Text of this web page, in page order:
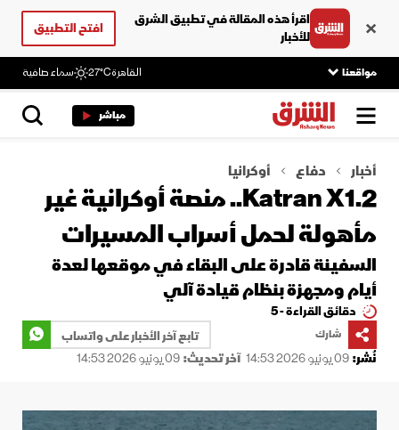
اقرأ هذه المقالة في تطبيق الشرق
للأخبار
افتح التطبيق
مواقعنا القاهرة27°C سماء صافية
مباشر
أخبار دفاع أوكرانيا
Katran X1.2.. منصة أوكرانية غير
مأهولة لحمل أسراب المسيرات
السفينة قادرة على البقاء في موقعها لعدة
أيام ومجهزة بنظام قيادة آلي
دقائق القراءة - 5
شارك
تابع آخر الأخبار على واتساب
نُشر:09 يونيو 2026 14:53 آخر تحديث:09 يونيو 2026 14:53